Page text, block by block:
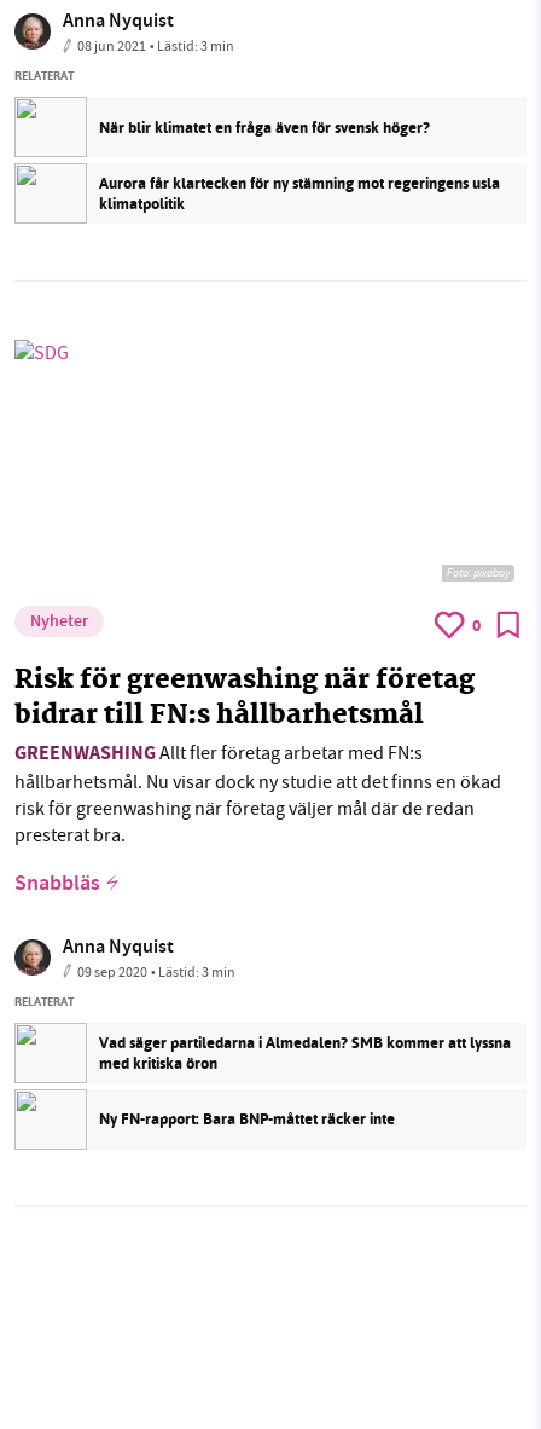
Anna Nyquist
08 jun 2021• Lästid:3 min
RELATERAT
När blir klimatet en fråga även för svensk höger?
Aurora får klartecken för ny stämning mot regeringens usla
klimatpolitik
Foto: pixabay
Nyheter 0
Risk för greenwashing när företag
bidrar till FN:s hållbarhetsmål
GREENWASHINGAllt fler företag arbetar med FN:s
hållbarhetsmål. Nu visar dock ny studie att det finns en ökad
risk för greenwashing när företag väljer mål där de redan
presterat bra.
Snabbläs
Anna Nyquist
09 sep 2020• Lästid:3 min
RELATERAT
Vad säger partiledarna i Almedalen? SMB kommer att lyssna
med kritiska öron
Ny FN-rapport: Bara BNP-måttet räcker inte